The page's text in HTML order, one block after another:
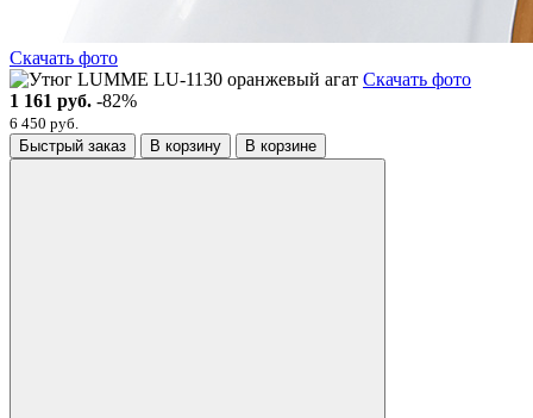
Скачать фото
Скачать фото
1 161 руб. -82%
6 450 руб.
Быстрый заказ
В корзину В корзине